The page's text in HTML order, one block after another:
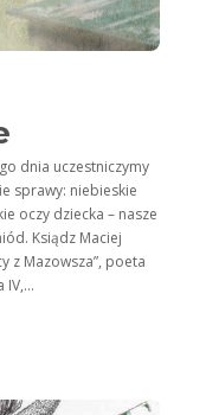
dnia uczestniczymy
sprawy: niebieskie
oczy dziecka – nasze
Ksiądz Maciej
z Mazowsza”, poeta
IV,...